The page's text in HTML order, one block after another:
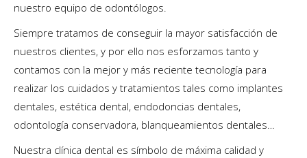
nuestro equipo de odontólogos.
Siempre tratamos de conseguir la mayor satisfacción de
nuestros clientes, y por ello nos esforzamos tanto y
contamos con la mejor y más reciente tecnología para
realizar los cuidados y tratamientos tales como implantes
dentales, estética dental, endodoncias dentales,
odontología conservadora, blanqueamientos dentales…
Nuestra clínica dental es símbolo de máxima calidad y